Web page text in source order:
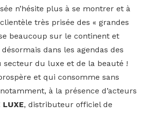
n’hésite plus à se montrer et à
très prisée des « grandes
beaucoup sur le continent et
désormais dans les agendas des
secteur du luxe et de la beauté !
et qui consomme sans
à la présence d’acteurs
LUXE, distributeur officiel de